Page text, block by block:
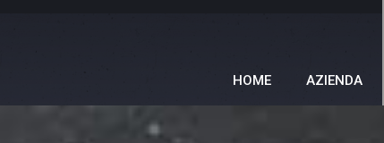
HOME AZIENDA